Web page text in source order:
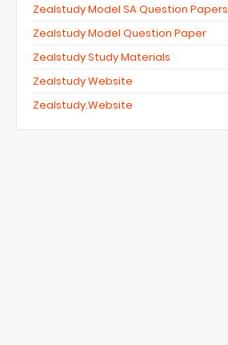
Zealstudy Model SA Question Papers
Zealstudy Model Question Paper
Zealstudy Study Materials
Zealstudy Website
Zealstudy.website